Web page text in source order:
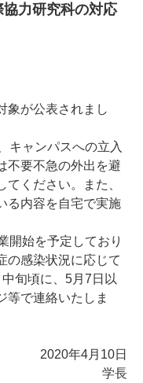
協力研究科の対応
象が公表されまし
キャンパスへの立入
不要不急の外出を避
ください。また、
る内容を自宅で実施
開始を予定しており
の感染状況に応じて
旬頃に、5月7日以
等で連絡いたしま
2020年4月10日
学長